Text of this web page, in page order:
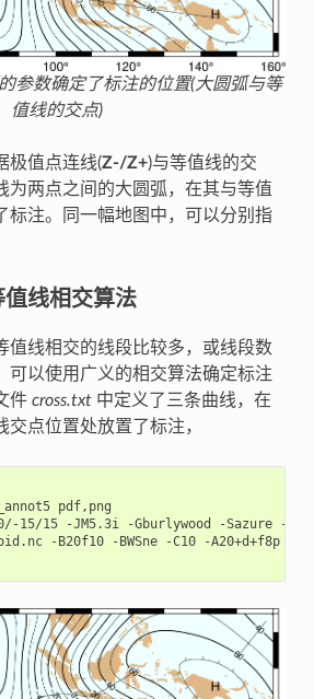
参数确定了标注的位置(大圆弧与等
值线的交点)
极值点连线(Z-/Z+)与等值线的交
为两点之间的大圆弧，在其与等值
标注。同一幅地图中，可以分别指
线相交算法
值线相交的线段比较多，或线段数
可以使用广义的相交算法确定标注
件 cross.txt中定义了三条曲线，在
点位置处放置了标注，
pdf,png
15/15 -JM5.3i -Gburlywood -Sazure -
-B20f10 -BWSne -C10 -A20+d+f8p -